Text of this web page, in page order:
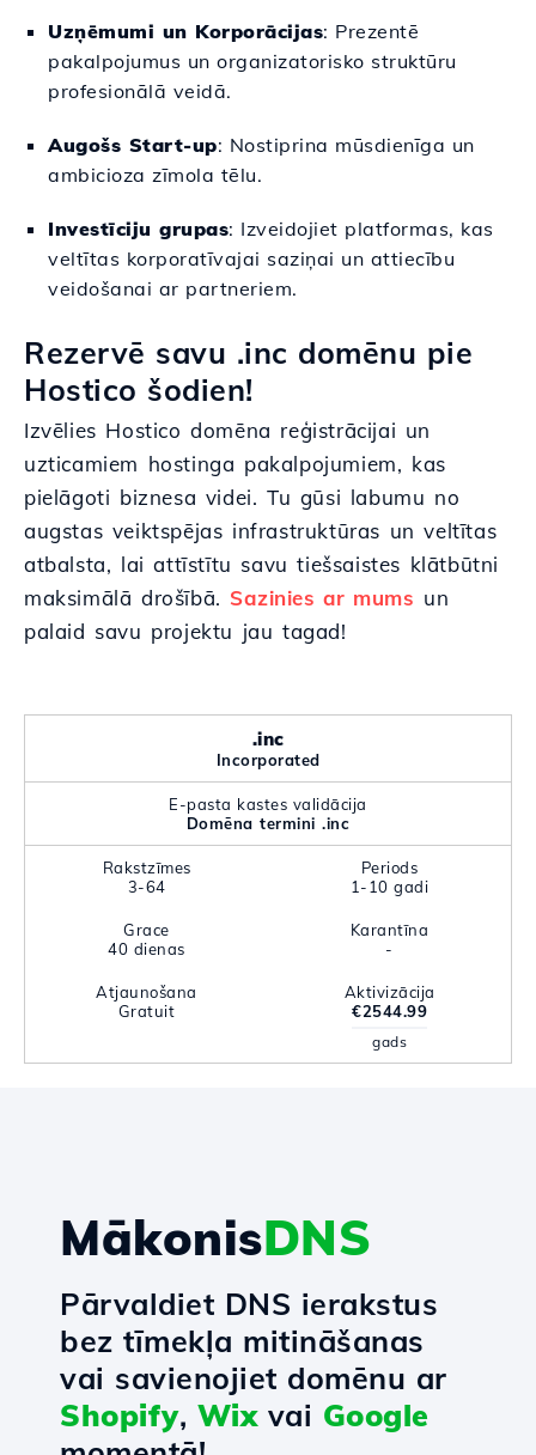
Uzņēmumi un Korporācijas: Prezentē
pakalpojumus un organizatorisko struktūru
profesionālā veidā.
Augošs Start-up: Nostiprina mūsdienīga un
ambicioza zīmola tēlu.
Investīciju grupas: Izveidojiet platformas, kas
veltītas korporatīvajai saziņai un attiecību
veidošanai ar partneriem.
Rezervē savu .inc domēnu pie
Hostico šodien!
Izvēlies Hostico domēna reģistrācijai un
uzticamiem hostinga pakalpojumiem, kas
pielāgoti biznesa videi. Tu gūsi labumu no
augstas veiktspējas infrastruktūras un veltītas
atbalsta, lai attīstītu savu tiešsaistes klātbūtni
maksimālā drošībā. Sazinies ar mums un
palaid savu projektu jau tagad!
.inc
Incorporated
E-pasta kastes validācija
Domēna termini .inc
Rakstzīmes
3-64
Periods
1-10 gadi
Grace
40 dienas
Karantīna
-
Atjaunošana
Gratuit
Aktivizācija
€2544.99
gads
MākonisDNS
Pārvaldiet DNS ierakstus
bez tīmekļa mitināšanas
vai savienojiet domēnu ar
Shopify, Wixvai Google